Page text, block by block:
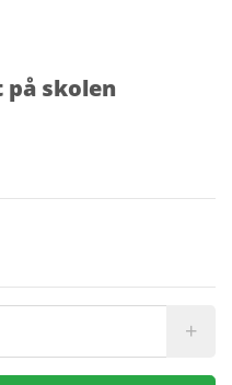
på skolen
+